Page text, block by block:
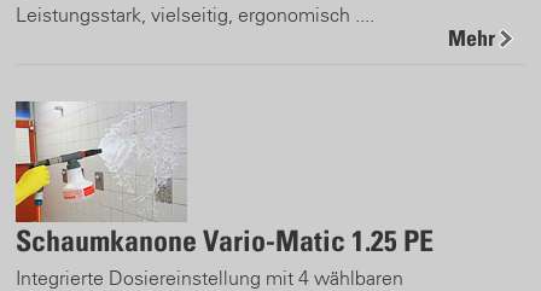
Leistungsstark, vielseitig, ergonomisch ....
Mehr
Schaumkanone Vario-Matic 1.25 PE
Integrierte Dosiereinstellung mit 4 wählbaren